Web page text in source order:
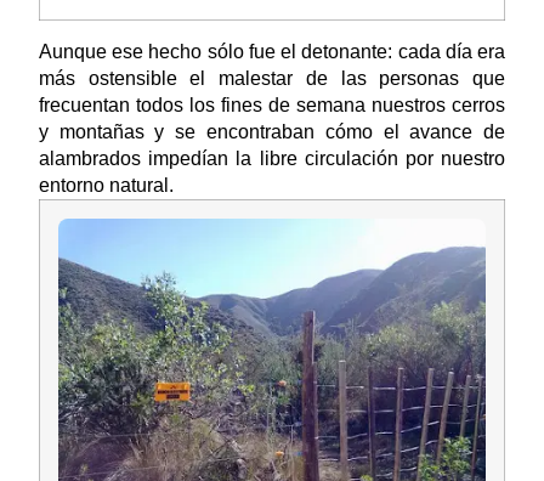
Aunque ese hecho sólo fue el detonante: cada día era
más ostensible el malestar de las personas que
frecuentan todos los fines de semana nuestros cerros
y montañas y se encontraban cómo el avance de
alambrados impedían la libre circulación por nuestro
entorno natural.